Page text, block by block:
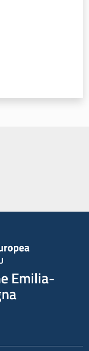
Emilia-